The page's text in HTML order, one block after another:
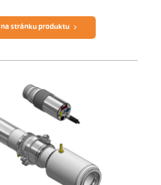
na stránku produktu